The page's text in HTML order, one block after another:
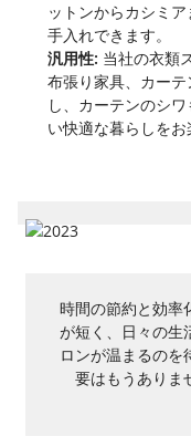
ットンからカシミ
手入れできます。
汎用性: 当社の衣類
布張り家具、カー
し、カーテンのシ
い快適な暮らしをお
時間の節約と効率
が短く、日々の生
ロンが温まるのを
要はもうありま